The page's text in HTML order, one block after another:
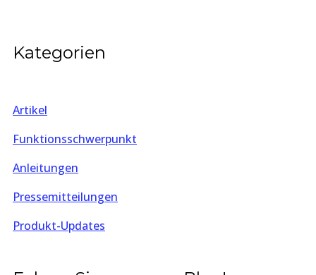
Kategorien
Artikel
Funktionsschwerpunkt
Anleitungen
Pressemitteilungen
Produkt-Updates